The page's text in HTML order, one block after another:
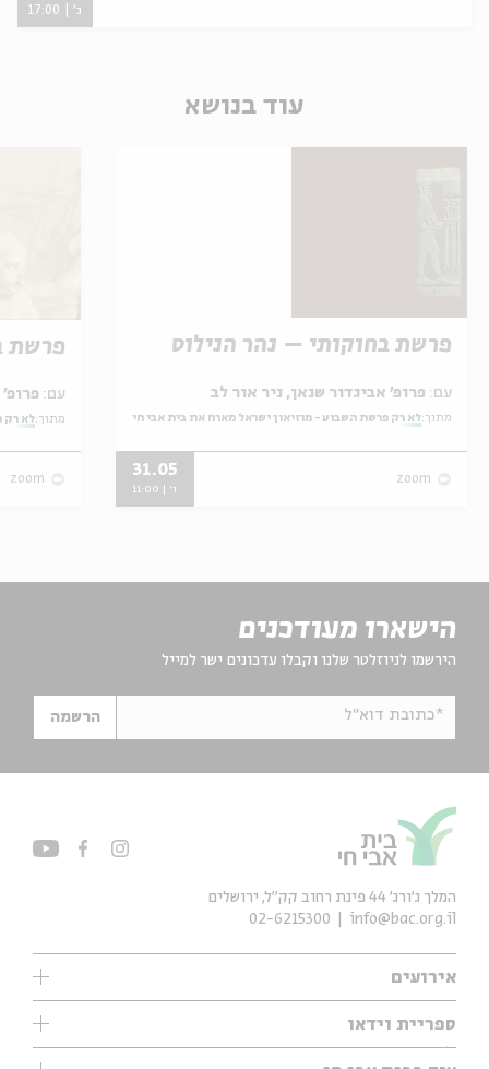
ג' | 17:00
עוד בנושא
פרשת בחוקותי – נהר הנילוס
עם:
מתוך: לא רק פרשת השבוע - מוזיאון ישראל מארח את בית אבי חי
zoom
31.05
ו' | 11:00
פרשת
עם:
מתוך: לא רק
zoom
הישארו מעודכנים
הירשמו לניוזלטר שלנו וקבלו עדכונים ישר למייל
*כתובת דוא"ל הרשמה
אירועים
אנגלית
ספריית וידאו
המלך ג'ורג' 44 פינת רחוב קק״ל, ירושלים
info@bac.org.il
02-6215300